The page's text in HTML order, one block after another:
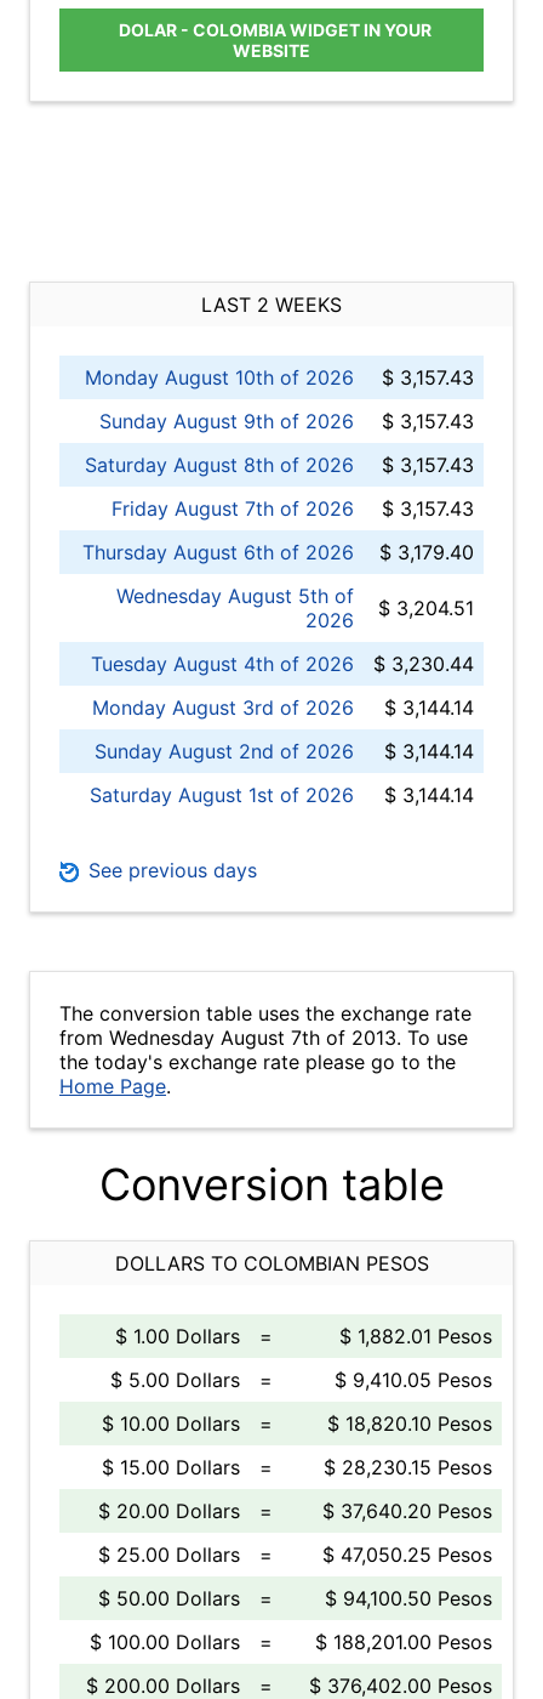
DOLAR - COLOMBIA WIDGET IN YOUR
WEBSITE
LAST 2 WEEKS
Monday August 10th of 2026
$ 3,157.43
Sunday August 9th of 2026
$ 3,157.43
Saturday August 8th of 2026
$ 3,157.43
Friday August 7th of 2026
$ 3,157.43
Thursday August 6th of 2026
$ 3,179.40
Wednesday August 5th of
2026
$ 3,204.51
Tuesday August 4th of 2026
$ 3,230.44
Monday August 3rd of 2026
$ 3,144.14
Sunday August 2nd of 2026
$ 3,144.14
Saturday August 1st of 2026
$ 3,144.14
See previous days
The conversion table uses the exchange rate
from Wednesday August 7th of 2013. To use
the today's exchange rate please go to the
Home Page.
Conversion table
DOLLARS TO COLOMBIAN PESOS
$ 1.00 Dollars =
$ 1,882.01 Pesos
$ 5.00 Dollars
=
$ 9,410.05 Pesos
$ 10.00 Dollars
=
$ 18,820.10 Pesos
$ 15.00 Dollars
=
$ 28,230.15 Pesos
$ 20.00 Dollars
=
$ 37,640.20 Pesos
$ 25.00 Dollars
=
$ 47,050.25 Pesos
$ 50.00 Dollars
=
$ 94,100.50 Pesos
$ 100.00 Dollars
=
$ 188,201.00 Pesos
$ 200.00 Dollars
=
$ 376,402.00 Pesos